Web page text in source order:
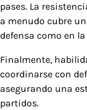
pases. La
a menudo cubre
defensa como en
Finalmente,
coordinarse con
asegurando una
partidos.